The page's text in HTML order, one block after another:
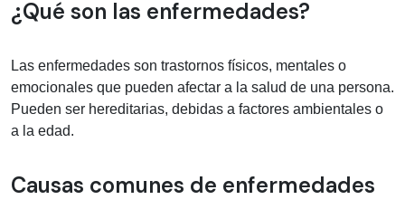
Información médica sobre
¿Qué son las enfermedades?
Las enfermedades son trastornos físicos, mentales o
emocionales que pueden afectar a la salud de una persona.
Pueden ser hereditarias, debidas a factores ambientales o
a la edad.
Causas comunes de enfermedades